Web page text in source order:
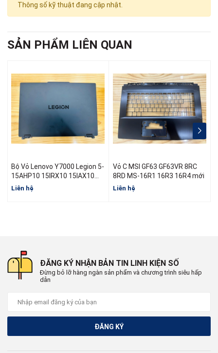
Thông số kỹ thuật đang cập nhật.
SẢN PHẨM LIÊN QUAN
Bộ Vỏ Lenovo Y7000 Legion 5-
15AHP10 15IRX10 15IAX10
R7000 Y7000 Đời 2025
Liên hệ
Vỏ C MSI GF63 GF63VR 8RC
8RD MS-16R1 16R3 16R4 mới
Liên hệ
ĐĂNG KÝ NHẬN BẢN TIN LINH KIỆN SỐ
Đừng bỏ lỡ hàng ngàn sản phẩm và chương trình siêu hấp
dẫn
ĐĂNG KÝ